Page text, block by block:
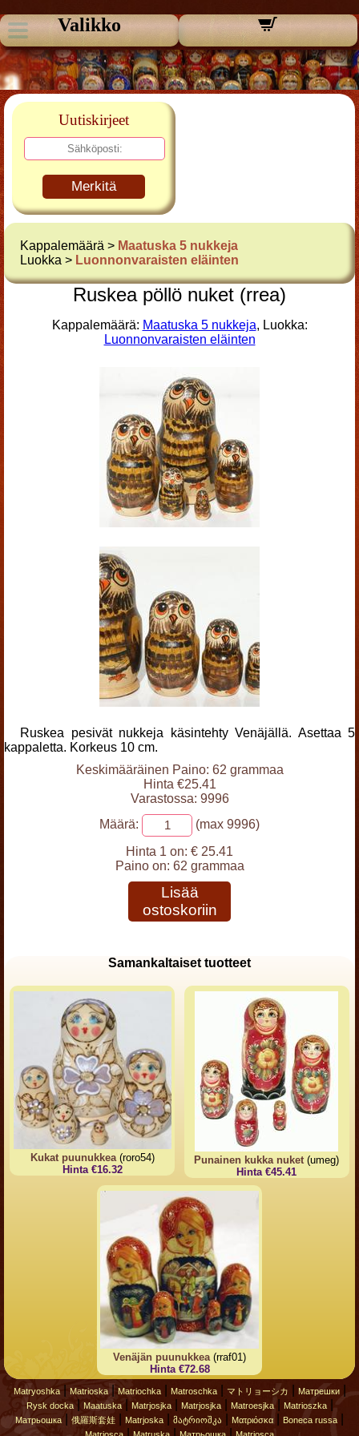
Valikko
Uutiskirjeet
Merkitä
Kappalemäärä > Maatuska 5 nukkeja
Luokka > Luonnonvaraisten eläinten
Ruskea pöllö nuket (rrea)
Kappalemäärä: Maatuska 5 nukkeja, Luokka:
Luonnonvaraisten eläinten
Ruskea pesivät nukkeja käsintehty Venäjällä. Asettaa 5
kappaletta. Korkeus 10 cm.
Keskimääräinen Paino: 62 grammaa
Hinta €25.41
Varastossa: 9996
Määrä:
(max 9996)
Hinta 1 on: € 25.41
Paino on: 62 grammaa
Lisää
ostoskoriin
Samankaltaiset tuotteet
Kukat puunukkea(roro54)
Hinta €16.32
Punainen kukka nuket(umeg)
Hinta €45.41
Venäjän puunukkea(rraf01)
Hinta €72.68
Matryoshka| Matrioska| Matriochka| Matroschka| マトリョーシカ Матрешки|
Rysk docka| Maatuska| Matrjosjka| Matrjosjka| Matroesjka| Matrioszka|
Матрьошка 俄羅斯套娃 Matrjoska მატრიოშკა Ματριόσκα Boneca russa
Matriosca Matruska Матрьошка Matriosca